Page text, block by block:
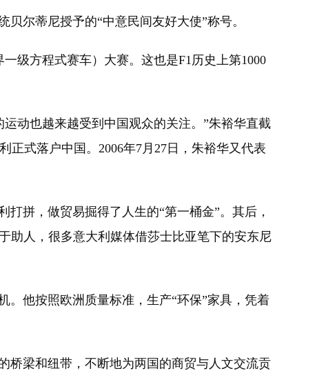
尔蒂尼授予的“中意民间友好大使”称号。
级方程式赛车）大赛。这也是F1历史上第1000
动也越来越受到中国观众的关注。”朱裕华直截
正式落户中国。2006年7月27日，朱裕华又代表
拼，做贸易掘得了人生的“第一桶金”。其后，
助人，很多意大利媒体借莎士比亚笔下的安东尼
他按照欧洲质量标准，生产“环保”家具，凭着
梁和纽带，不断地为两国的商贸与人文交流贡